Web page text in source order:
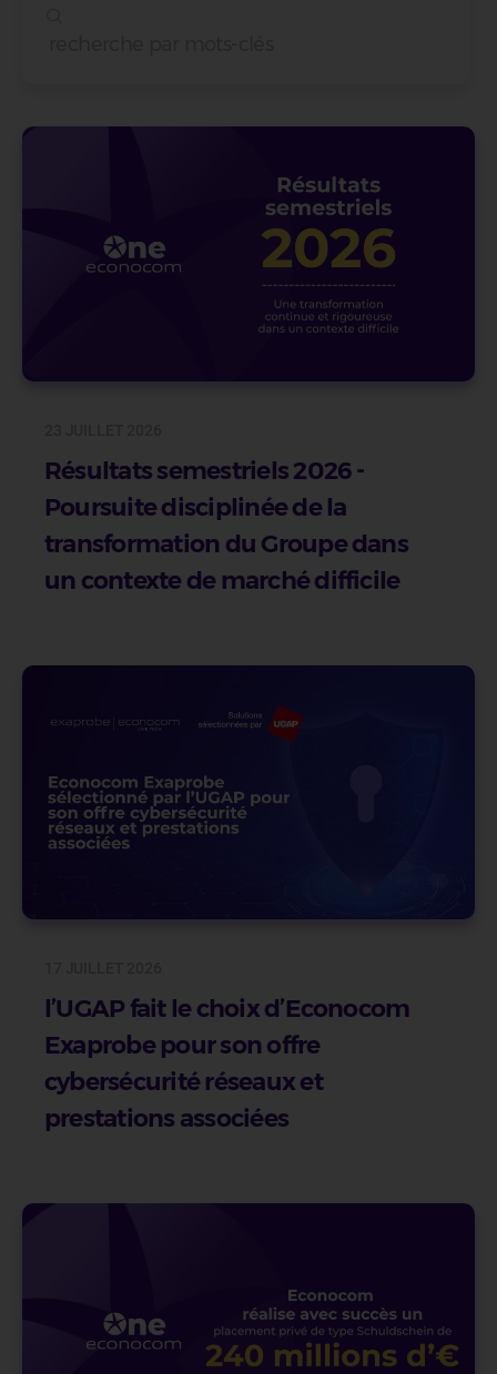
Résultats semestriels 2026 -
Poursuite disciplinée de la
transformation du Groupe dans
un contexte de marché difficile
l’UGAP fait le choix d’Econocom
Exaprobe pour son offre
cybersécurité réseaux et
prestations associées